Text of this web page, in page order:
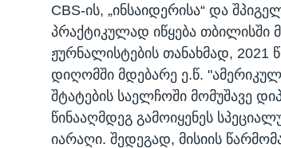
CBS-ის, „ინსაიდერისა“ და
პრაქტიკულად იწყება თბილისში
ჟურნალისტების თანახმად,
დიღომში მდებარე ე.წ.
შტატების საელჩოში მომუშავე
წინააღმდეგ გამოიყენეს
იარაღი. შედეგად, მისიის